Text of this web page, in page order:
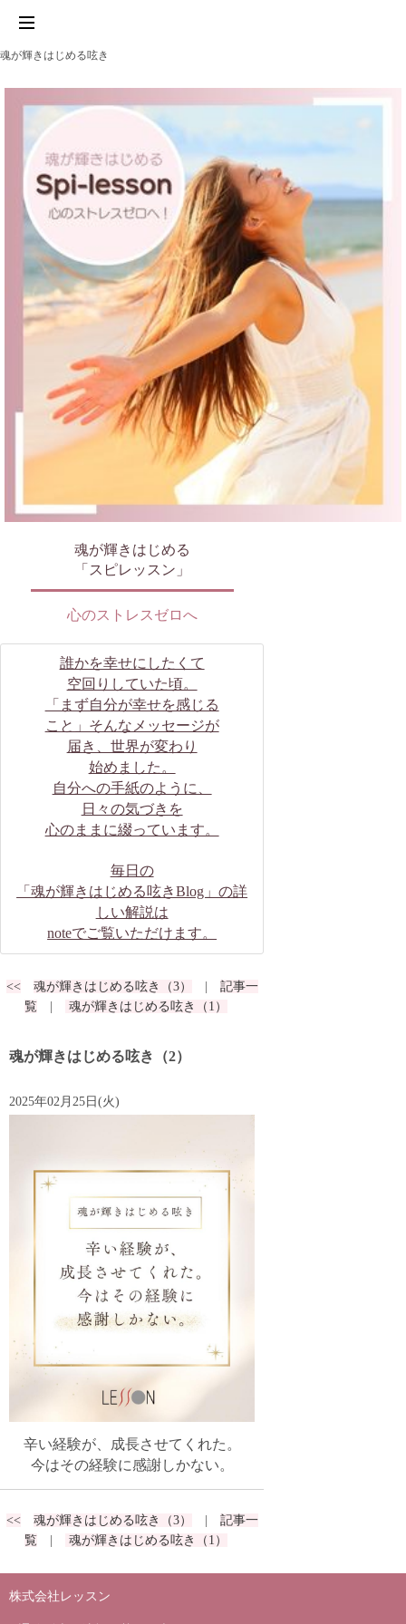
魂が輝きはじめる呟き
魂が輝きはじめる
「スピレッスン」
心のストレスゼロへ
誰かを幸せにしたくて
空回りしていた頃。
「まず自分が幸せを感じる
こと」そんなメッセージが
届き、世界が変わり
始めました。
自分への手紙のように、
日々の気づきを
心のままに綴っています。
毎日の
「魂が輝きはじめる呟きBlog」の詳
しい解説は
noteでご覧いただけます。
<< 魂が輝きはじめる呟き（3）
記事一
覧| 魂が輝きはじめる呟き（1）
魂が輝きはじめる呟き（2）
2025年02月25日(火)
辛い経験が、成長させてくれた。
今はその経験に感謝しかない。
<< 魂が輝きはじめる呟き（3）
記事一
覧| 魂が輝きはじめる呟き（1）
株式会社レッスン